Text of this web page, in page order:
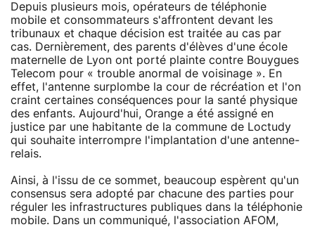
Depuis plusieurs mois, opérateurs de téléphonie
mobile et consommateurs s'affrontent devant les
tribunaux et chaque décision est traitée au cas par
cas. Dernièrement, des parents d'élèves d'une école
maternelle de Lyon ont porté plainte contre Bouygues
Telecom pour « trouble anormal de voisinage ». En
effet, l'antenne surplombe la cour de récréation et l'on
craint certaines conséquences pour la santé physique
des enfants. Aujourd'hui, Orange a été assigné en
justice par une habitante de la commune de Loctudy
qui souhaite interrompre l'implantation d'une antenne-
relais.
Ainsi, à l'issu de ce sommet, beaucoup espèrent qu'un
consensus sera adopté par chacune des parties pour
réguler les infrastructures publiques dans la téléphonie
mobile. Dans un communiqué, l'association AFOM,